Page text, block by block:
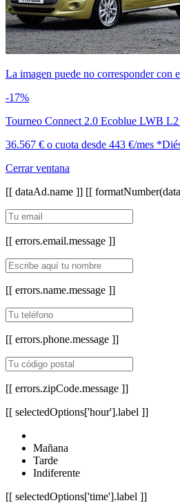
La imagen puede no corresponder con
-17%
Tourneo Connect 2.0 Ecoblue LWB
36.567 € o cuota desde 443 €/mes *
Cerrar ventana
[[ dataAd.name ]] [[
[[ errors.email.message ]]
[[ errors.name.message ]]
[[ errors.phone.message ]]
[[ errors.zipCode.message ]]
[[ selectedOptions['hour'].label ]]
Mañana
Tarde
Indiferente
[[ selectedOptions['time'].label ]]